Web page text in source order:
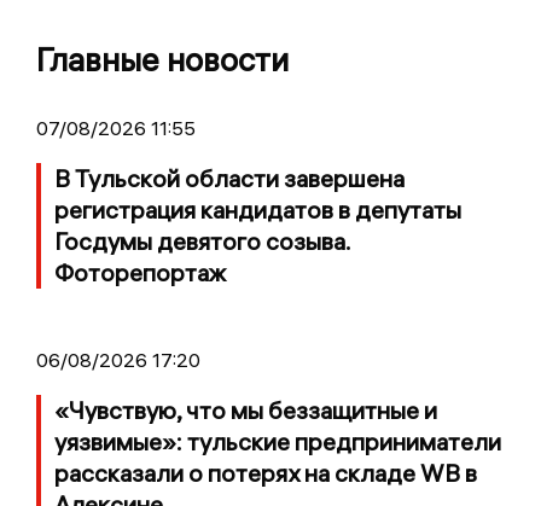
Главные новости
07/08/2026 11:55
В Тульской области завершена
регистрация кандидатов в депутаты
Госдумы девятого созыва.
Фоторепортаж
06/08/2026 17:20
«Чувствую, что мы беззащитные и
уязвимые»: тульские предприниматели
рассказали о потерях на складе WB в